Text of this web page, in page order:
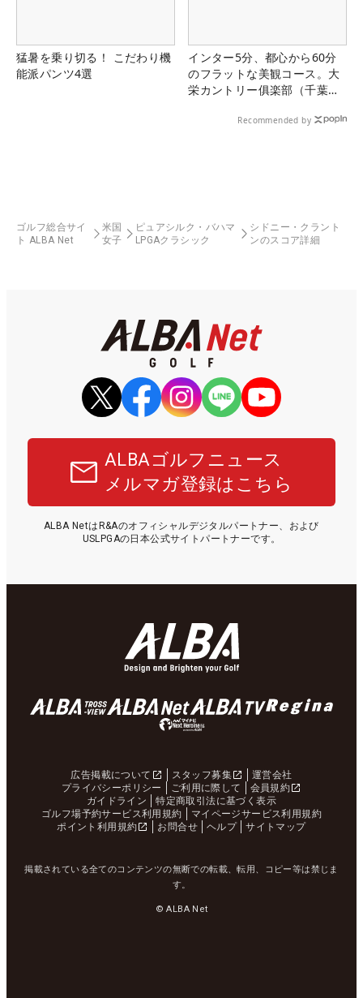
猛暑を乗り切る！ こだわり機
能派パンツ4選
インター5分、都心から60分
のフラットな美観コース。大
栄カントリー俱楽部（千葉
Recommended by
ゴルフ総合サイ
ト ALBA Net
米国
女子
ピュアシルク・バハマ
LPGAクラシック
シドニー・クラント
ンのスコア詳細
ALBAゴルフニュース
メルマガ登録はこちら
ALBA NetはR&Aのオフィシャルデジタルパートナー、および
USLPGAの日本公式サイトパートナーです。
広告掲載について スタッフ募集
運営会社
プライバシーポリシー
ご利用に際して
会員規約
ガイドライン
特定商取引法に基づく表示
ゴルフ場予約サービス利用規約
マイページサービス利用規約
ポイント利用規約
お問合せ ヘルプ サイトマップ
掲載されている全てのコンテンツの無断での転載、転用、コピー等は禁じま
す。
© ALBA Net